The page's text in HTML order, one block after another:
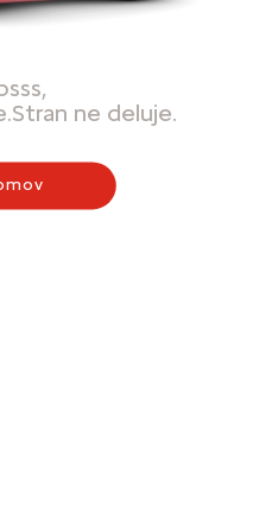
ne deluje.